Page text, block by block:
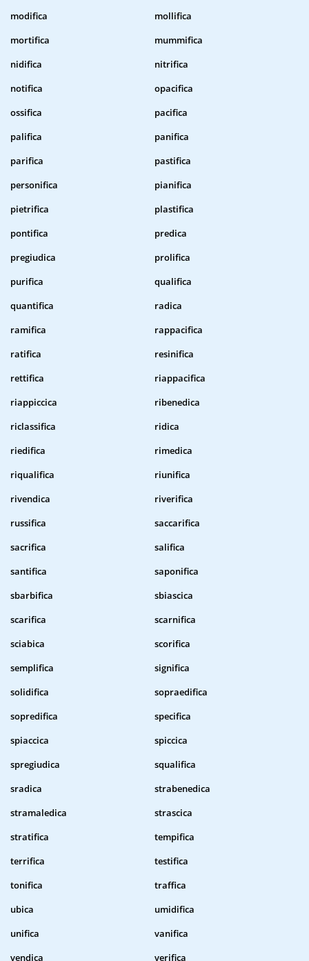
modifica
mollifica
mortifica
mummifica
nidifica
nitrifica
notifica
opacifica
ossifica
pacifica
palifica
panifica
parifica
pastifica
personifica
pianifica
pietrifica
plastifica
pontifica
predica
pregiudica
prolifica
purifica
qualifica
quantifica
radica
ramifica
rappacifica
ratifica
resinifica
rettifica
riappacifica
riappiccica
ribenedica
riclassifica
ridica
riedifica
rimedica
riqualifica
riunifica
rivendica
riverifica
russifica
saccarifica
sacrifica
salifica
santifica
saponifica
sbarbifica
sbiascica
scarifica
scarnifica
sciabica
scorifica
semplifica
significa
solidifica
sopraedifica
sopredifica
specifica
spiaccica
spiccica
spregiudica
squalifica
sradica
strabenedica
stramaledica
strascica
stratifica
tempifica
terrifica
testifica
tonifica
traffica
ubica
umidifica
unifica
vanifica
vendica
verifica